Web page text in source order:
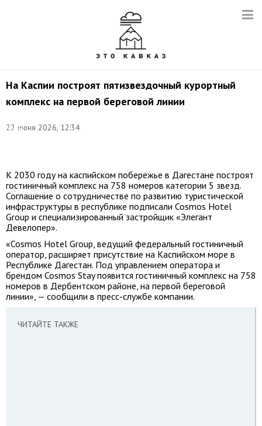
На Каспии построят пятизвездочный курортный
комплекс на первой береговой линии
22 июня 2026, 12:34
Елена
К 2030 году на каспийском побережье в Дагестане построят
гостиничный комплекс на 758 номеров категории 5 звезд.
Соглашение о сотрудничестве по развитию туристической
инфраструктуры в республике подписали Cosmos Hotel
Group и специализированный застройщик «Элегант
Девелопер».
«Cosmos Hotel Group, ведущий федеральный гостиничный
оператор, расширяет присутствие на Каспийском море в
Республике Дагестан. Под управлением оператора и
брендом Cosmos Stay появится гостиничный комплекс на 758
номеров в Дербентском районе, на первой береговой
линии», — сообщили в пресс-службе компании.
ЧИТАЙТЕ ТАКЖЕ